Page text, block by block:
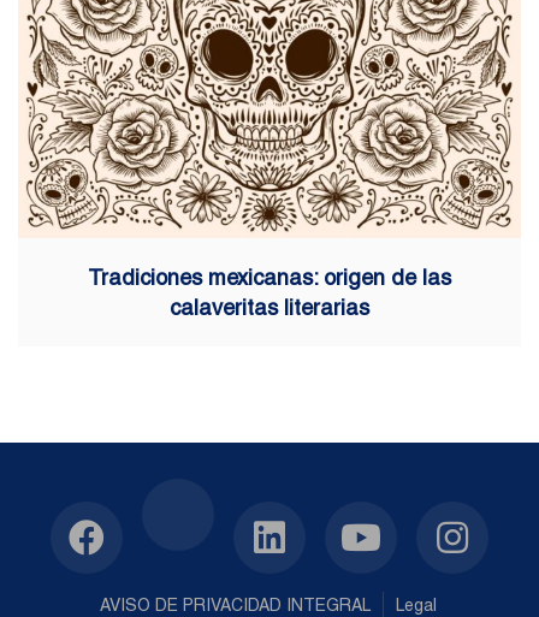
Tradiciones mexicanas: origen de las
calaveritas literarias
AVISO DE PRIVACIDAD INTEGRAL Legal